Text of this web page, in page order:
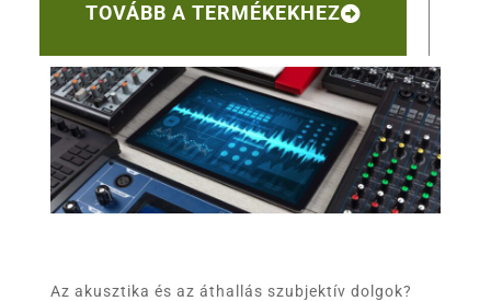
TOVÁBB A TERMÉKEKHEZ
Az akusztika és az áthallás szubjektív dolgok?